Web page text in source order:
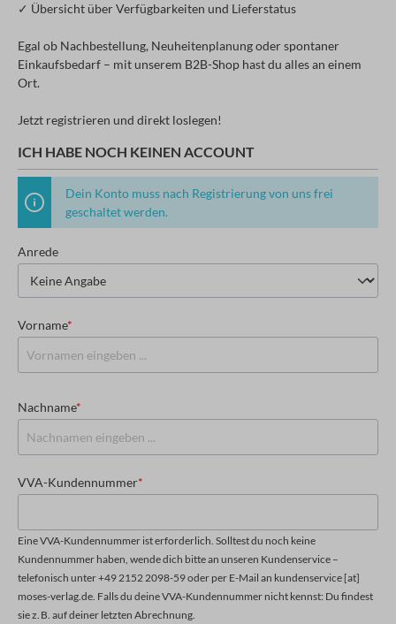
✓ Übersicht über Verfügbarkeiten und Lieferstatus
Egal ob Nachbestellung, Neuheitenplanung oder spontaner
Einkaufsbedarf – mit unserem B2B-Shop hast du alles an einem
Ort.
Jetzt registrieren und direkt loslegen!
ICH HABE NOCH KEINEN ACCOUNT
Dein Konto muss nach Registrierung von uns frei
geschaltet werden.
Anrede
Vorname*
Nachname*
VVA-Kundennummer*
Eine VVA-Kundennummer ist erforderlich. Solltest du noch keine
Kundennummer haben, wende dich bitte an unseren Kundenservice –
telefonisch unter +49 2152 2098-59 oder per E-Mail an kundenservice [at]
moses-verlag.de. Falls du deine VVA-Kundennummer nicht kennst: Du findest
sie z. B. auf deiner letzten Abrechnung.